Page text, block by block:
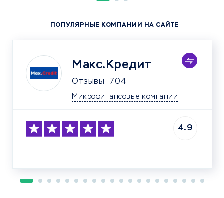
ПОПУЛЯРНЫЕ КОМПАНИИ НА САЙТЕ
Макс.Кредит
Отзывы 704
Микрофинансовые компании
4.9